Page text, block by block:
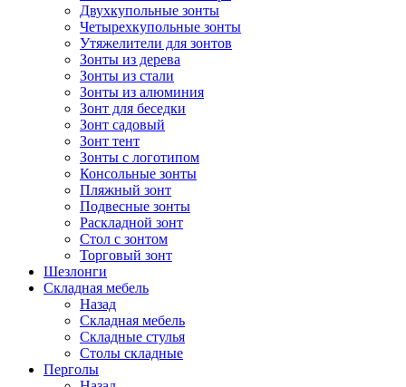
Двухкупольные зонты
Четырехкупольные зонты
Утяжелители для зонтов
Зонты из дерева
Зонты из стали
Зонты из алюминия
Зонт для беседки
Зонт садовый
Зонт тент
Зонты с логотипом
Консольные зонты
Пляжный зонт
Подвесные зонты
Раскладной зонт
Стол с зонтом
Торговый зонт
Шезлонги
Складная мебель
Назад
Складная мебель
Складные стулья
Столы складные
Перголы